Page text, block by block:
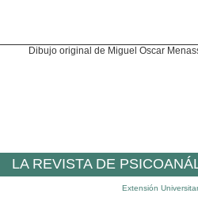
Dibujo original de Miguel Oscar
LA REVISTA DE
Extensión